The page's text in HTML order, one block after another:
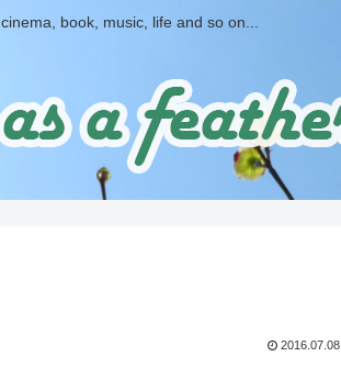
cinema, book, music, life and so on...
2016.07.08